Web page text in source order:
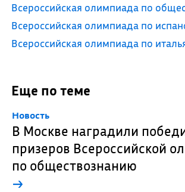
Всероссийская олимпиада по
Всероссийская олимпиада по
Всероссийская олимпиада по
Еще по теме
Новость
В Москве наградили
призеров Всероссийской
по обществознанию
→